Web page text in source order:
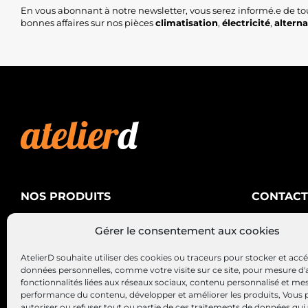
Gérer le consentement aux cookies
AtelierD souhaite utiliser des cookies ou traceurs pour stocker et
données personnelles, comme votre visite sur ce site, pour mesure
fonctionnalités liées aux réseaux sociaux, contenu personnalisé et
performance du contenu, développer et améliorer les produits, Vous
En vous abonnant à notre newsletter, vous serez informé.e de
bonnes affaires sur nos piècesclimatisation, électricité,
NOS PRODUITS
Alternateurs – Démarreurs
CONTACT
AtelierD
88200
03 29 22 34